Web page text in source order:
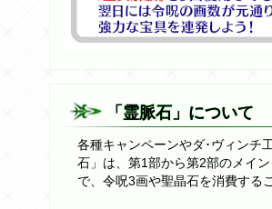
「霊脈石」について
各種キャンペーンやダ･ヴィンチ
石」は、第1部から第2部のメイ
で、令呪3画や聖晶石を消費する